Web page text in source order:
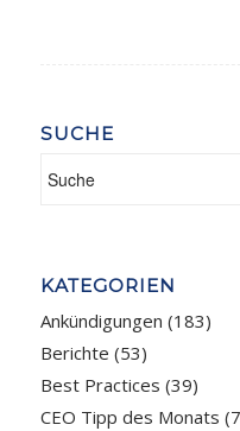
SUCHE
KATEGORIEN
Ankündigungen (183)
Berichte (53)
Best Practices (39)
CEO Tipp des Monats